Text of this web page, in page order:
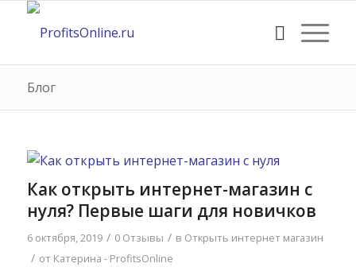
Блог
Как открыть интернет-магазин с
нуля? Первые шаги для новичков
6 октября, 2019 / 0 Отзывы / в Открыть интернет магазин
/ от Катерина - ProfitsOnline